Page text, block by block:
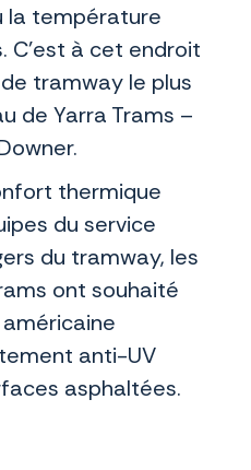
la température
à cet endroit
tramway le plus
de Yarra Trams –
thermique
du service
du tramway, les
ont souhaité
anti-UV
asphaltées.